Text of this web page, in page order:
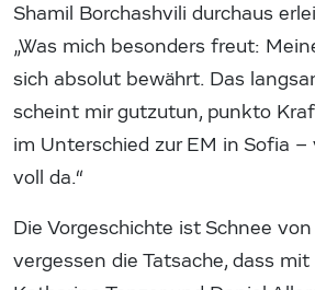
Shamil Borchashvili durchaus
„Was mich besonders freut:
sich absolut bewährt. Das
scheint mir gutzutun, punkto
im Unterschied zur EM in Sofia
voll da.“
Die Vorgeschichte ist Schnee
vergessen die Tatsache, dass